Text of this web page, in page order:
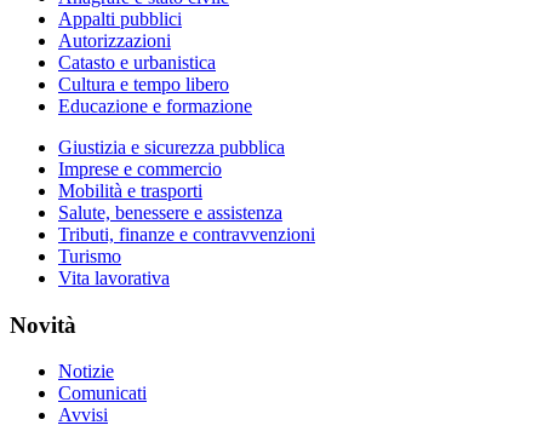
Appalti pubblici
Autorizzazioni
Catasto e urbanistica
Cultura e tempo libero
Educazione e formazione
Giustizia e sicurezza pubblica
Imprese e commercio
Mobilità e trasporti
Salute, benessere e assistenza
Tributi, finanze e contravvenzioni
Turismo
Vita lavorativa
Novità
Notizie
Comunicati
Avvisi